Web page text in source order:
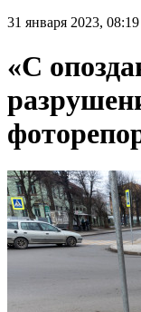
31 января 2023, 08:19
«С